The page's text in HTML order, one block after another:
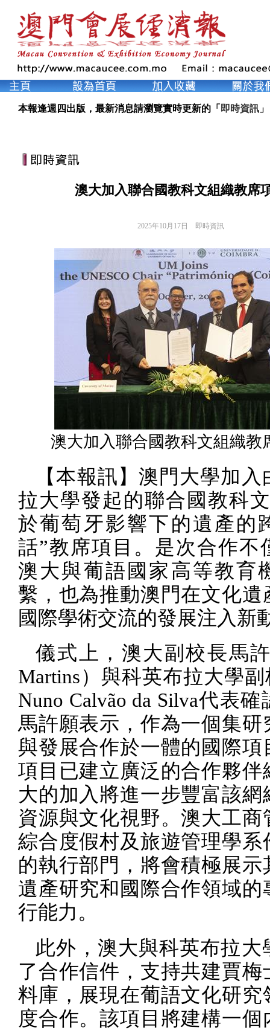
本報逢週四出版，最新消息請瀏覽實時更新的「 即時資訊 」
澳大加入聯合國教科文組織教席
2025年10月17日 即時資訊
澳大加入聯合國教科文組織教
【本報訊】澳門大學加
拉大學發起的聯合國教科
於葡萄牙影響下的遺產的
話”教席項目。是次合作不
澳大與葡語國家高等教育
繫，也為推動澳門在文化遺
國際學術交流的發展注入新
儀式上，澳大副校長馬
Martins）與科英布拉大學
Nuno Calvão da Silva代表確
馬許願表示，作為一個集研
與發展合作於一體的國際項
項目已建立廣泛的合作夥伴
大的加入將進一步豐富該網
資源與文化視野。澳大工商
綜合度假村及旅遊管理學系
的執行部門，將會積極展示
遺產研究和國際合作領域的
行能力。
此外，澳大與科英布拉大
了合作信件，支持共建賈梅
料庫，展現在葡語文化研究
度合作。該項目將建構一個